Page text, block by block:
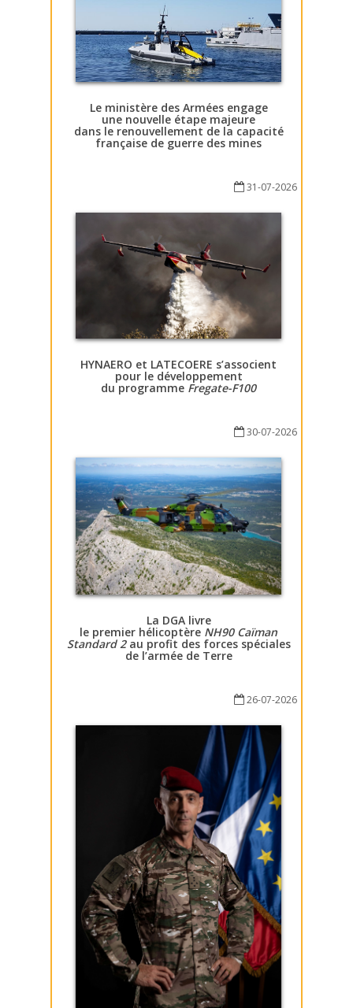
Le ministère des Armées engage
une nouvelle étape majeure
dans le renouvellement de la capacité
française de guerre des mines
31-07-2026
HYNAERO et LATECOERE s’associent
pour le développement
du programme Fregate-F100
30-07-2026
La DGA livre
le premier hélicoptère NH90 Caïman
Standard 2au profit des forces spéciales
de l’armée de Terre
26-07-2026